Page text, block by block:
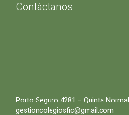
Contáctanos
Porto Seguro 4281 – Quinta Normal
gestioncolegiosfic@gmail.com